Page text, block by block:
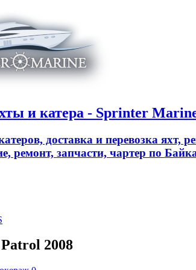
и катера - Sprinter
доставка и перевозка яхт,
ремонт, запчасти, чартер по
2008